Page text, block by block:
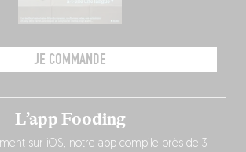
JE COMMANDE
L’app Fooding
sur iOS, notre app compile près de 3